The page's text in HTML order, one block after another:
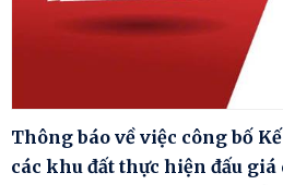
Thông báo về việc công bố
các khu đất thực hiện đấu giá